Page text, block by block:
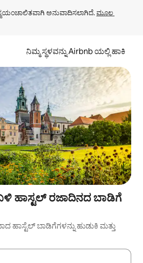
ಅನುವಾದಿಸಲಾಗಿದೆ. ಮೂಲ
ನಿಮ್ಮ ಸ್ಥಳವನ್ನು Airbnb ಯಲ್ಲಿ ಹಾಕಿ
ಬಳಿ ಹಾಸ್ಟಲ್ ರಜಾದಿನದ ಬಾಡಿಗೆ
ಹಾಸ್ಟೆಲ್‌ ಬಾಡಿಗೆಗಳನ್ನು ಹುಡುಕಿ ಮತ್ತು